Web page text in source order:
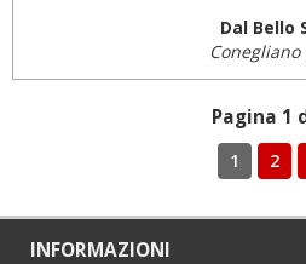
Dal Bello
Conegliano
Pagina 1
1 2
INFORMAZIONI